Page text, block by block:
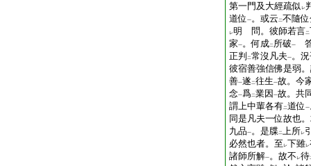
第一門及大經疏似 レ
道位 一。或云 二不隨
レ明 問。彼師若言二
家一。何成二 所破一
正判
二常沒凡夫一。
彼宿善強信佛是弱
善一遂 二往生一故。今
念一爲二業因 一故。共
謂上中輩各有二道位 一
同是凡夫一位故也
九品一。是牒二上所レ
必然也者。至 レ下雖レ
諸師所解一。故不 レ待